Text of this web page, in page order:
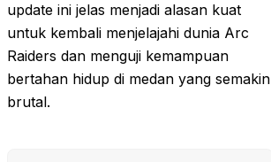
update ini jelas menjadi alasan kuat
untuk kembali menjelajahi dunia Arc
Raiders dan menguji kemampuan
bertahan hidup di medan yang semakin
brutal.